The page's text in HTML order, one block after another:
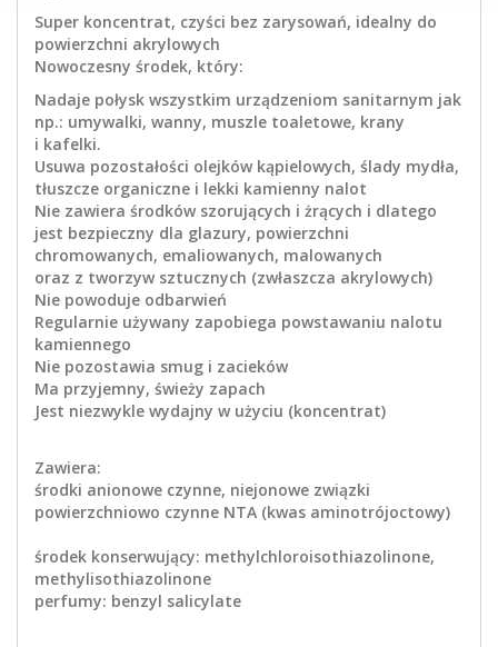
Super koncentrat, czyści bez zarysowań, idealny do
powierzchni akrylowych
Nowoczesny środek, który:
Nadaje połysk wszystkim urządzeniom sanitarnym jak
np.: umywalki, wanny, muszle toaletowe, krany
i kafelki.
Usuwa pozostałości olejków kąpielowych, ślady mydła,
tłuszcze organiczne i lekki kamienny nalot
Nie zawiera środków szorujących i żrących i dlatego
jest bezpieczny dla glazury, powierzchni
chromowanych, emaliowanych, malowanych
oraz z tworzyw sztucznych (zwłaszcza akrylowych)
Nie powoduje odbarwień
Regularnie używany zapobiega powstawaniu nalotu
kamiennego
Nie pozostawia smug i zacieków
Ma przyjemny, świeży zapach
Jest niezwykle wydajny w użyciu (koncentrat)
Zawiera:
środki anionowe czynne, niejonowe związki
powierzchniowo czynne NTA (kwas aminotrójoctowy)
środek konserwujący: methylchloroisothiazolinone,
methylisothiazolinone
perfumy: benzyl salicylate